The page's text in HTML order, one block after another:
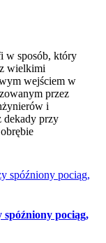
w sposób, który
wielkimi
wejściem w
przez
i
dekady przy
spóźniony pociąg,